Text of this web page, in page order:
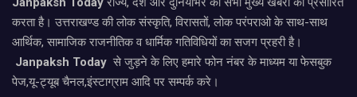
करता है। उत्तराखण्ड की लोक संस्कृति, विरासतों, लोक परंपराओ के साथ-साथ
आर्थिक, सामाजिक राजनीतिक व धार्मिक गतिविधियों का सजग प्रहरी है।
Janpaksh Today से जुड़ने के लिए हमारे फोन नंबर के माध्यम या फेसबुक
पेज,यू-ट्यूब चैनल,इंस्टाग्राम आदि पर सम्पर्क करे।